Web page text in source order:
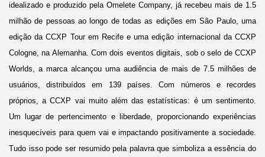
idealizado e produzido pela Omelete Company, já recebeu mais de 1.5
milhão de pessoas ao longo de todas as edições em São Paulo, uma
edição da CCXP Tour em Recife e uma edição internacional da CCXP
Cologne, na Alemanha. Com dois eventos digitais, sob o selo de CCXP
Worlds, a marca alcançou uma audiência de mais de 7.5 milhões de
usuários, distribuídos em 139 países. Com números e recordes
próprios, a CCXP vai muito além das estatísticas: é um sentimento.
Um lugar de pertencimento e liberdade, proporcionando experiências
inesquecíveis para quem vai e impactando positivamente a sociedade.
Tudo isso pode ser resumido pela palavra que simboliza a essência do